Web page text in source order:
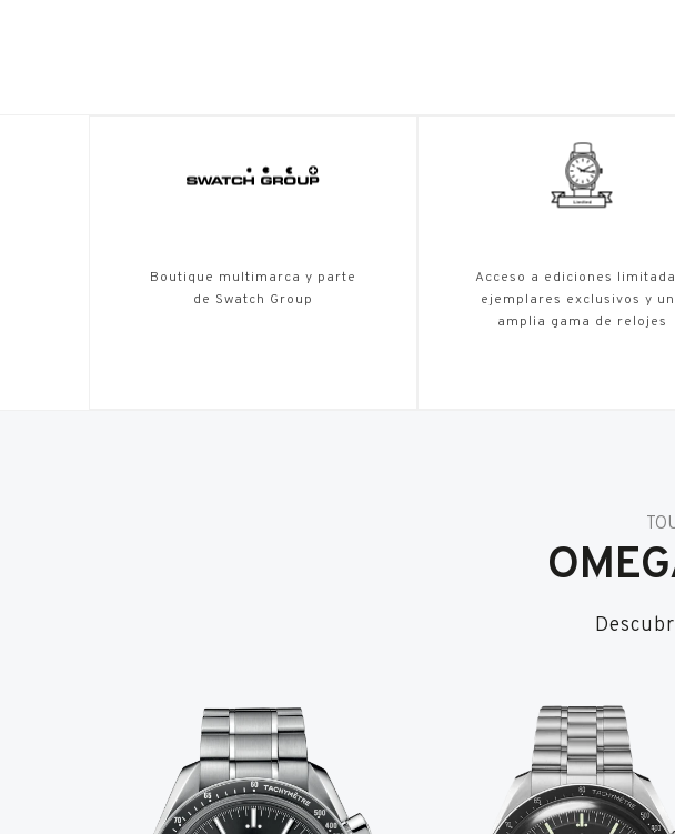
Boutique multimarca y parte
de Swatch Group
Acceso a ediciones
ejemplares exclusivos y
amplia gama de relojes